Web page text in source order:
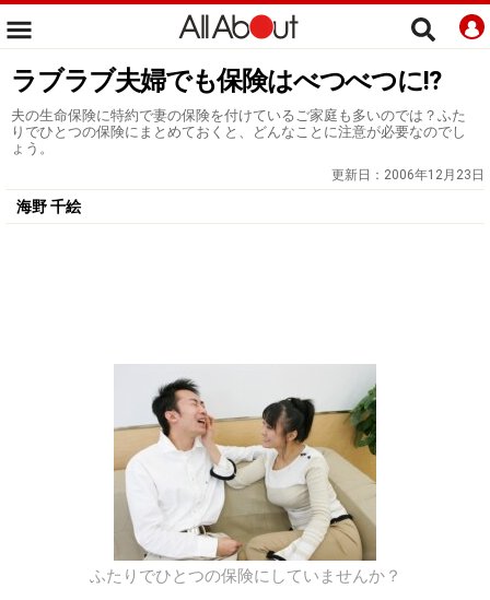
ラブラブ夫婦でも保険はべつべつに!?
夫の生命保険に特約で妻の保険を付けているご家庭も多いのでは？ふた
りでひとつの保険にまとめておくと、どんなことに注意が必要なのでし
ょう。
更新日： 2006年12月23日
海野 千絵
ふたりでひとつの保険にしていませんか？